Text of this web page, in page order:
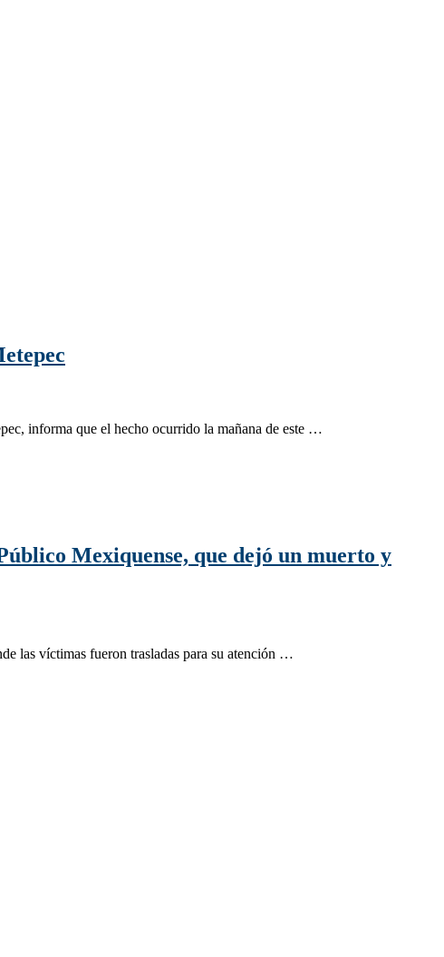
informa que el hecho ocurrido la mañana de este …
Mexiquense, que dejó un muerto y
las víctimas fueron trasladas para su atención …